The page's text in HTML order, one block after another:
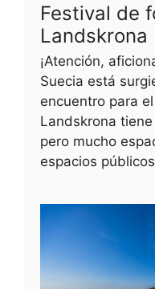
Festival de
Landskrona
¡Atención,
Suecia está
encuentro para
Landskrona
pero mucho
espacios